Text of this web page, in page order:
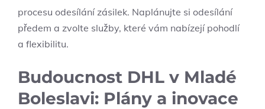
procesu odesílání zásilek. Naplánujte si odesílání
předem a zvolte služby, které vám nabízejí pohodlí
a flexibilitu.
Budoucnost DHL v Mladé
Boleslavi: Plány a inovace